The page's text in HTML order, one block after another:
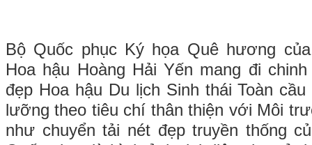
Bộ Quốc phục Ký họa Quê hương
Hoa hậu Hoàng Hải Yến mang đi
đẹp Hoa hậu Du lịch Sinh thái Toàn
lưỡng theo tiêu chí thân thiện với Môi
như chuyển tải nét đẹp truyền thống